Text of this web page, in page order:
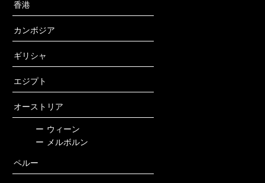
香港
カンボジア
ギリシャ
エジプト
オーストリア
ー ウィーン
ー メルボルン
ペルー